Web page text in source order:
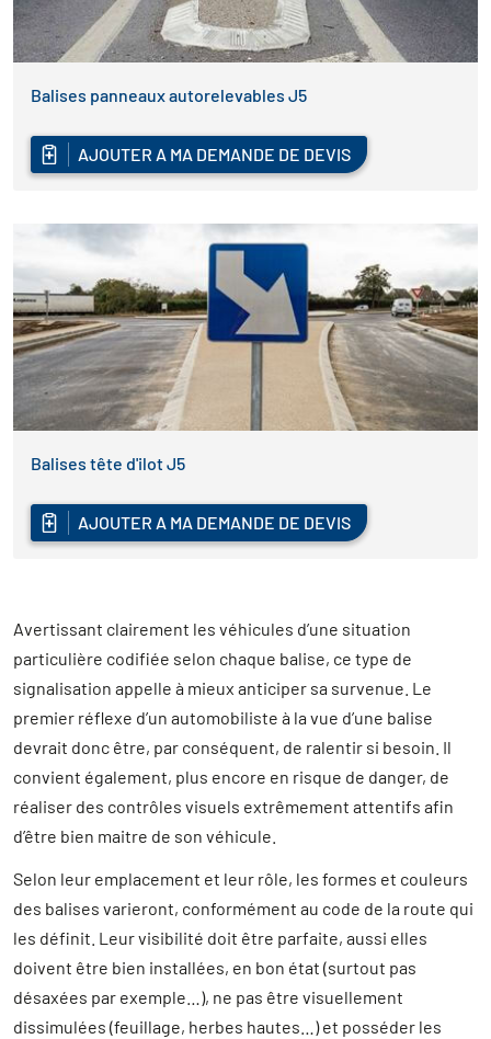
Balises panneaux autorelevables J5
AJOUTER A MA DEMANDE DE DEVIS
Balises tête d'ilot J5
AJOUTER A MA DEMANDE DE DEVIS
Avertissant clairement les véhicules d’une situation
particulière codifiée selon chaque balise, ce type de
signalisation appelle à mieux anticiper sa survenue. Le
premier réflexe d’un automobiliste à la vue d’une balise
devrait donc être, par conséquent, de ralentir si besoin. Il
convient également, plus encore en risque de danger, de
réaliser des contrôles visuels extrêmement attentifs afin
d’être bien maitre de son véhicule.
Selon leur emplacement et leur rôle, les formes et couleurs
des balises varieront, conformément au code de la route qui
les définit. Leur visibilité doit être parfaite, aussi elles
doivent être bien installées, en bon état (surtout pas
désaxées par exemple…), ne pas être visuellement
dissimulées (feuillage, herbes hautes…) et posséder les